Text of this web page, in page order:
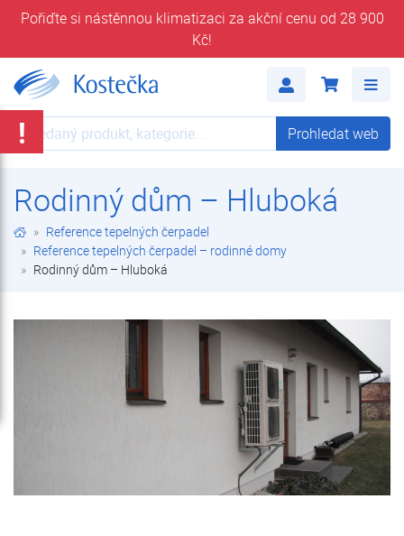
Pořiďte si nástěnnou klimatizaci za akční cenu od 28 900
Kč!
Prohledat web Prohledat web
Rodinný dům – Hluboká
Reference tepelných čerpadel
Reference tepelných čerpadel – rodinné domy
Rodinný dům – Hluboká
!